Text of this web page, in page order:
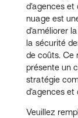
d’agences
nuage est
d’améliorer
la sécurité
de coûts. Ce
présente un
stratégie
d’agences
Veuillez